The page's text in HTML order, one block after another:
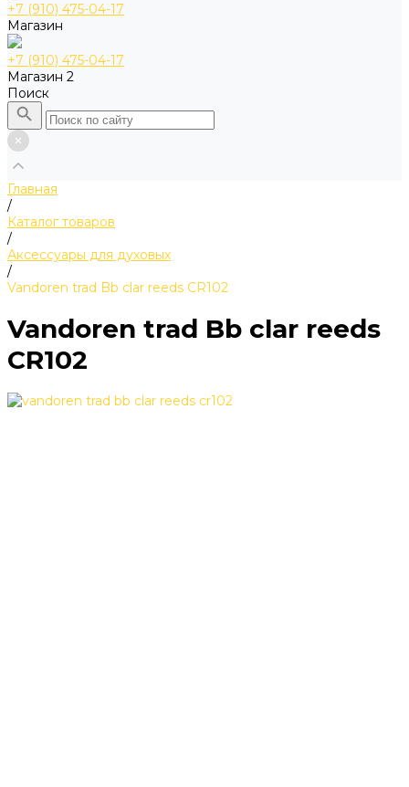
+7 (910) 475-04-17
Магазин
+7 (910) 475-04-17
Магазин 2
Поиск
Главная
/
Каталог товаров
/
Аксессуары для духовых
/
Vandoren trad Bb clar reeds CR102
Vandoren trad Bb clar reeds
CR102